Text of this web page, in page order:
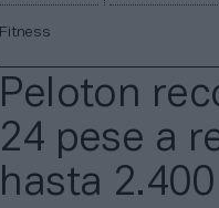
Fitness
Peloton
24 pese a
hasta